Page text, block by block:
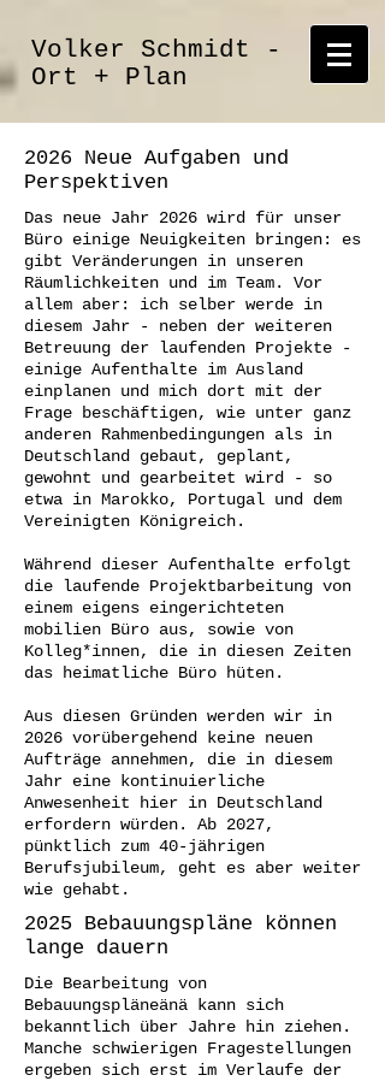
Volker Schmidt -
Ort + Plan
2026 Neue Aufgaben und
Perspektiven
Das neue Jahr 2026 wird für unser
Büro einige Neuigkeiten bringen: es
gibt Veränderungen in unseren
Räumlichkeiten und im Team. Vor
allem aber: ich selber werde in
diesem Jahr - neben der weiteren
Betreuung der laufenden Projekte -
einige Aufenthalte im Ausland
einplanen und mich dort mit der
Frage beschäftigen, wie unter ganz
anderen Rahmenbedingungen als in
Deutschland gebaut, geplant,
gewohnt und gearbeitet wird - so
etwa in Marokko, Portugal und dem
Vereinigten Königreich.
Während dieser Aufenthalte erfolgt
die laufende Projektbarbeitung von
einem eigens eingerichteten
mobilien Büro aus, sowie von
Kolleg*innen, die in diesen Zeiten
das heimatliche Büro hüten.
Aus diesen Gründen werden wir in
2026 vorübergehend keine neuen
Aufträge annehmen, die in diesem
Jahr eine kontinuierliche
Anwesenheit hier in Deutschland
erfordern würden. Ab 2027,
pünktlich zum 40-jährigen
Berufsjubileum, geht es aber weiter
wie gehabt.
2025 Bebauungspläne können
lange dauern
Die Bearbeitung von
Bebauungspläneänä kann sich
bekanntlich über Jahre hin ziehen.
Manche schwierigen Fragestellungen
ergeben sich erst im Verlaufe der